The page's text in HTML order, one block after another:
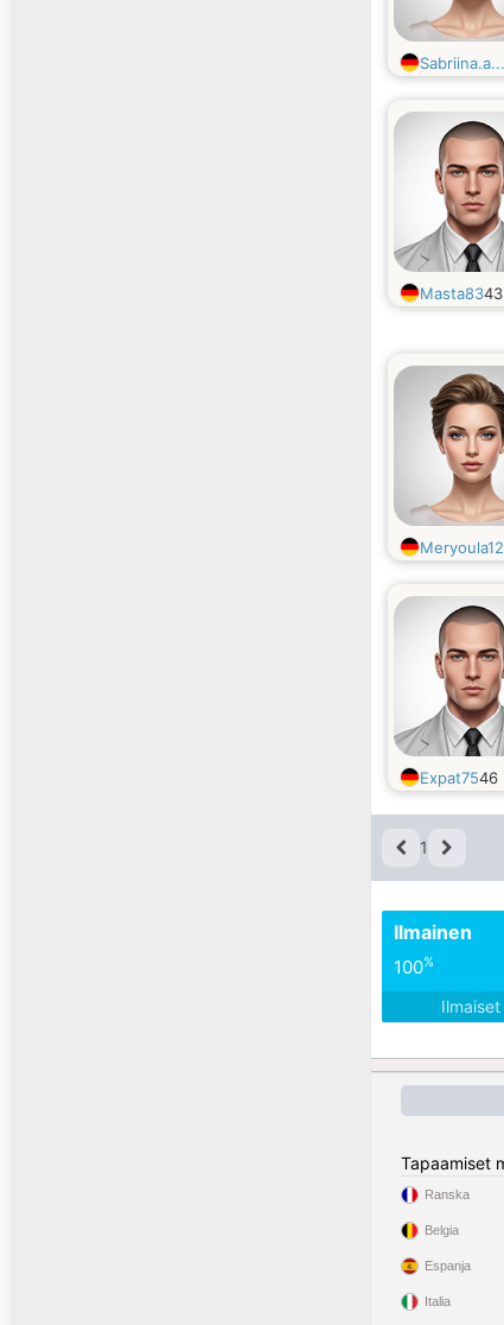
Sabriina.a...
Masta8343
Expat7546
1
Ilmainen
100%
Tapaamiset
Ranska
Belgia
Espanja
Italia